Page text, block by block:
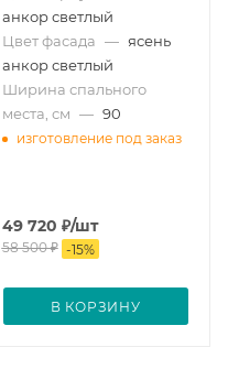
анкор светлый
Цвет фасада — ясень
анкор светлый
Ширина спального
места, см — 90
изготовление под заказ
49 720 ₽/шт
58 500₽ -15%
В КОРЗИНУ